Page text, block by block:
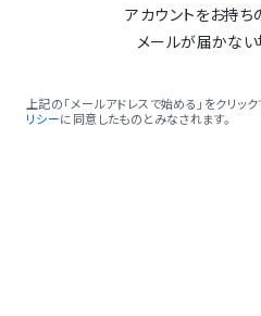
アカウントをお持ち
メールが届かな
上記の「メールアドレスで始める」をクリッ
リシーに同意したものとみなされます。